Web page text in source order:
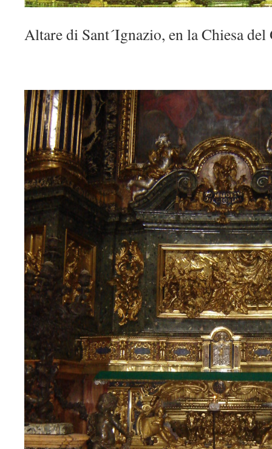
Altare di Sant´Ignazio, en la Chiesa del